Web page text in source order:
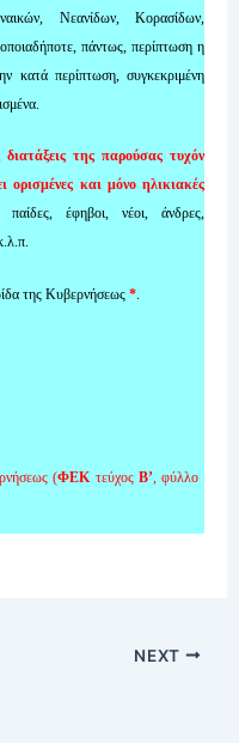
Νεανίδων, Κορασίδων,
πάντως, περίπτωση η
κατά περίπτωση, συγκεκριμένη
της παρούσας τυχόν
και μόνο ηλικιακές
έφηβοι, νέοι, άνδρες,
της Κυβερνήσεως*
(ΦΕΚτεύχος Β’, φύλλο
NEXT